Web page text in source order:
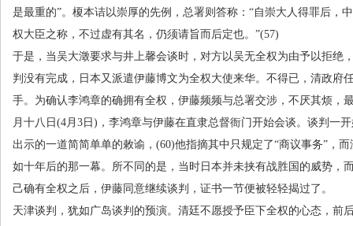
是最重的”。榎本诘以崇厚的先例，总署则答称：“自崇大人得罪后，
权大臣之称，不过虚有其名，仍须请旨而后定也。”(57)
于是，当吴大澂要求与井上馨会谈时，对方以吴无全权为由予以拒绝
判没有完成，日本又派遣伊藤博文为全权大使来华。不得已，清政府
手。为确认李鸿章的确拥有全权，伊藤频频与总署交涉，不厌其烦，
月十八日 (4月 3 日 ) ，李鸿章与伊藤在直隶总督衙门开始会谈。谈判一
出示的一道简简单单的敕谕， (60)他指摘其中只规定了“商议事务”，
如十年后的那一幕。所不同的是，当时日本并未挟有战胜国的威势，
己确有全权之后，伊藤同意继续谈判，证书一节便被轻轻揭过了。
天津谈判，犹如广岛谈判的预演。清廷不愿授予臣下全权的心态，前